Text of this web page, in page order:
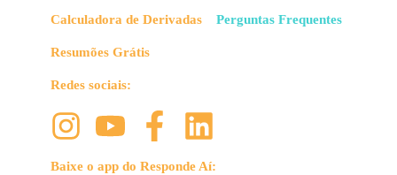
Calculadora de Derivadas
Resumões Grátis
Redes sociais:
Baixe o app do Responde Aí:
Perguntas Frequentes